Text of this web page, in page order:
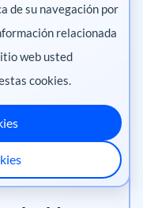
de su navegación por
relacionada
web usted
cookies.